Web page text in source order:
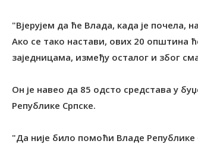
"Вјерујем да ће Влада, када је почела,
Ако се тако настави, ових 20 општина
заједницама, између осталог и због
Он је навео да 85 одсто средстава у
Републике Српске.
"Да није било помоћи Владе